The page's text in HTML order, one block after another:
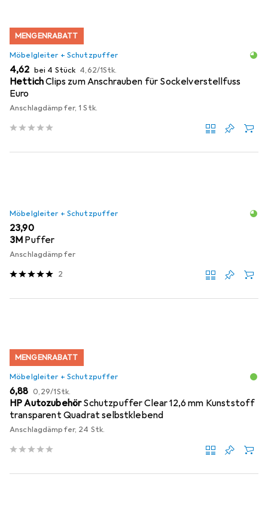
MENGENRABATT
Möbelgleiter + Schutzpuffer
EUR
4,62 bei 4 Stück EUR
4,62/1Stk.
HettichClips zum Anschrauben für Sockelverstellfuss
Euro
Anschlagdämpfer, 1 Stk.
Möbelgleiter + Schutzpuffer
EUR
23,90
3M Puffer
Anschlagdämpfer
2
MENGENRABATT
Möbelgleiter + Schutzpuffer
EUR
6,88 EUR
0,29/1Stk.
HP AutozubehörSchutzpuffer Clear 12,6 mm Kunststoff
transparent Quadrat selbstklebend
Anschlagdämpfer, 24 Stk.